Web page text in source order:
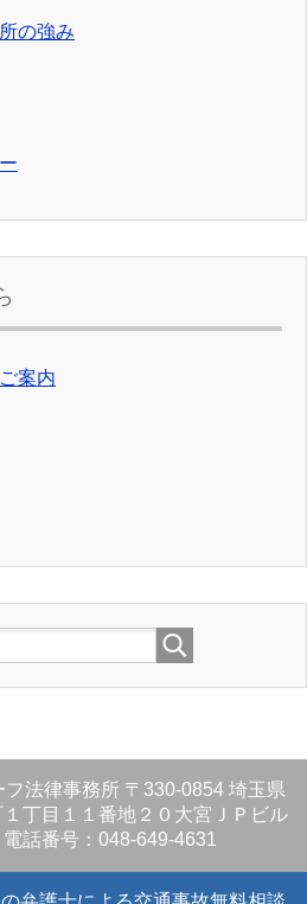
の強み
案内
フ法律事務所 〒330-0854 埼玉県
丁目１１番地２０大宮ＪＰビル
電話番号：048-649-4631